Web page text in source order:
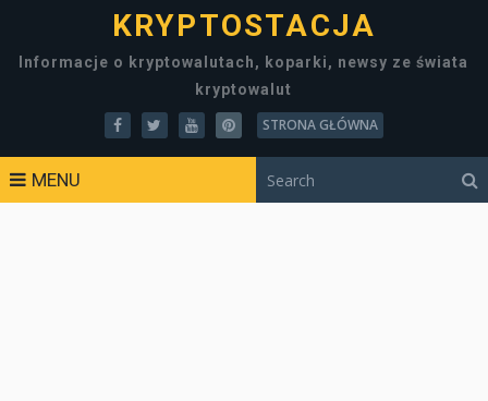
KRYPTOSTACJA
Informacje o kryptowalutach, koparki, newsy ze świata
kryptowalut
STRONA GŁÓWNA
MENU